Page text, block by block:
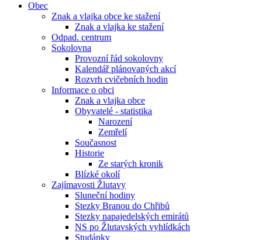
Obec
Znak a vlajka obce ke stažení
Znak a vlajka ke stažení
Odpad. centrum
Sokolovna
Provozní řád sokolovny
Kalendář plánovaných akcí
Rozvrh cvičebních hodin
Informace o obci
Znak a vlajka obce
Obyvatelé - statistika
Narození
Zemřelí
Současnost
Historie
Ze starých kronik
Blízké okolí
Zajímavosti Žlutavy
Sluneční hodiny
Stezky Branou do Chřibů
Stezky napajedelských emirátů
NS po Žlutavských vyhlídkách
Studánky